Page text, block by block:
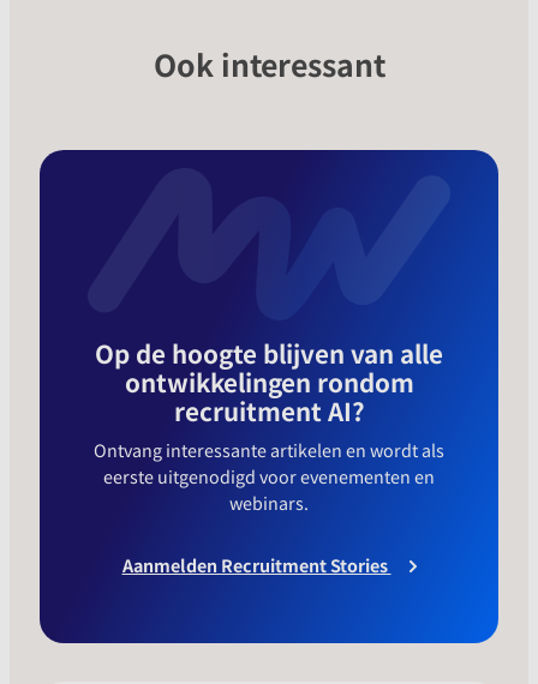
Ook interessant
Op de hoogte blijven van alle
ontwikkelingen rondom
recruitment AI?
Ontvang interessante artikelen en wordt als
eerste uitgenodigd voor evenementen en
webinars.
Aanmelden Recruitment Stories